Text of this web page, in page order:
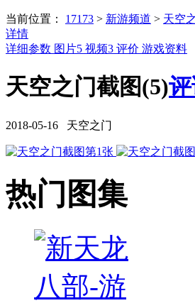
当前位置： 17173 > 新游频道 > 天空
详情
详细参数 图片5 视频3 评价 游戏资料
天空之门截图(5)
2018-05-16 天空之门
热门图集